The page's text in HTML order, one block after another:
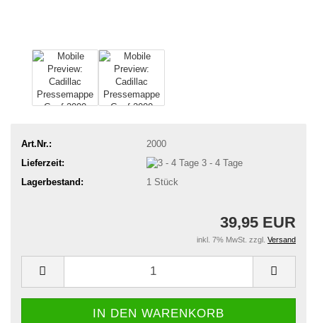
Art.Nr.:
2000
Lieferzeit:
3 - 4 Tage
Lagerbestand:
1 Stück
39,95 EUR
inkl. 7% MwSt. zzgl. Versand